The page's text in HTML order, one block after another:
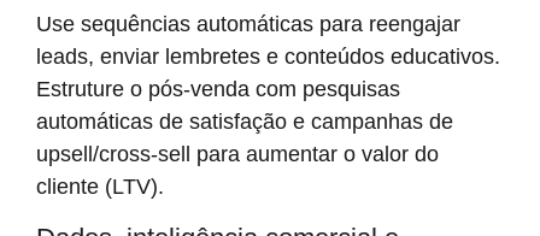
Use sequências automáticas para reengajar
leads, enviar lembretes e conteúdos educativos.
Estruture o pós-venda com pesquisas
automáticas de satisfação e campanhas de
upsell/cross-sell para aumentar o valor do
cliente (LTV).